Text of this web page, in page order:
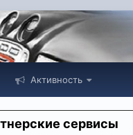
Активность
сервисы